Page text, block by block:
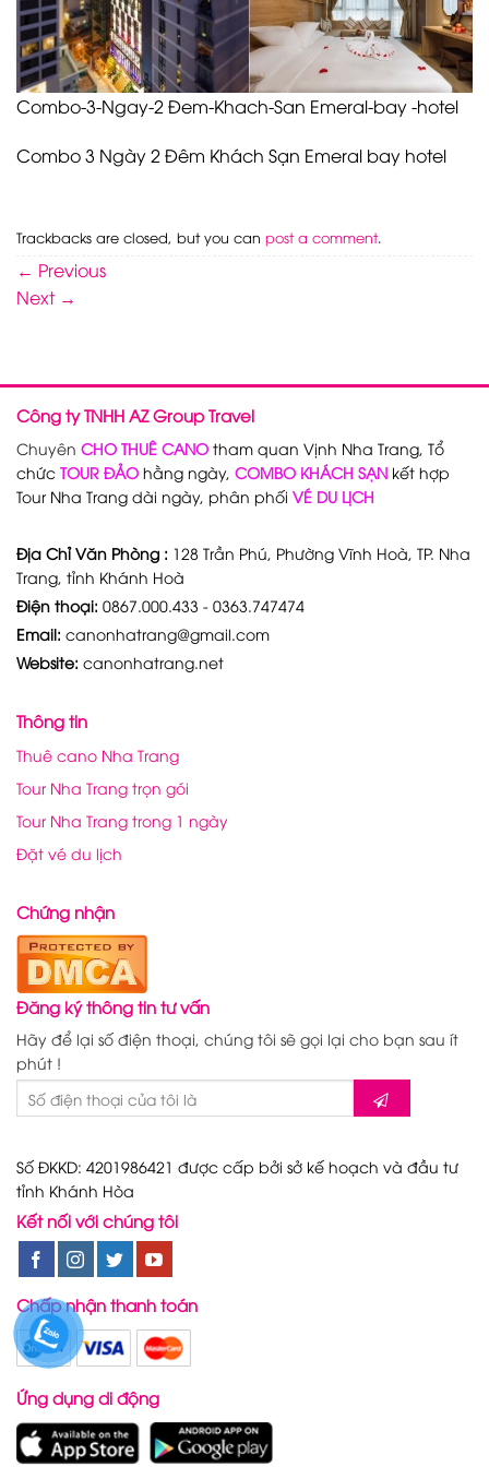
Combo-3-Ngay-2 Đem-Khach-San Emeral-bay -hotel
Combo 3 Ngày 2 Đêm Khách Sạn Emeral bay hotel
Trackbacks are closed, but you can post a comment.
← Previous
Next →
Công ty TNHH AZ Group Travel
Chuyên CHO THUÊ CANO tham quan Vịnh Nha Trang, Tổ
chức TOUR ĐẢO hằng ngày, COMBO KHÁCH SẠN kết hợp
Tour Nha Trang dài ngày, phân phối VÉ DU LỊCH
Địa Chỉ Văn Phòng : 128 Trần Phú, Phường Vĩnh Hoà, TP. Nha
Trang, tỉnh Khánh Hoà
Điện thoại: 0867.000.433 - 0363.747474
Email: canonhatrang@gmail.com
Website: canonhatrang.net
Thông tin
Thuê cano Nha Trang
Tour Nha Trang trọn gói
Tour Nha Trang trong 1 ngày
Đặt vé du lịch
Chứng nhận
Đăng ký thông tin tư vấn
Hãy để lại số điện thoại, chúng tôi sẽ gọi lại cho bạn sau ít
phút !
Số ĐKKD: 4201986421 được cấp bởi sở kế hoạch và đầu tư
tỉnh Khánh Hòa
Kết nối với chúng tôi
Chấp nhận thanh toán
Ứng dụng di động